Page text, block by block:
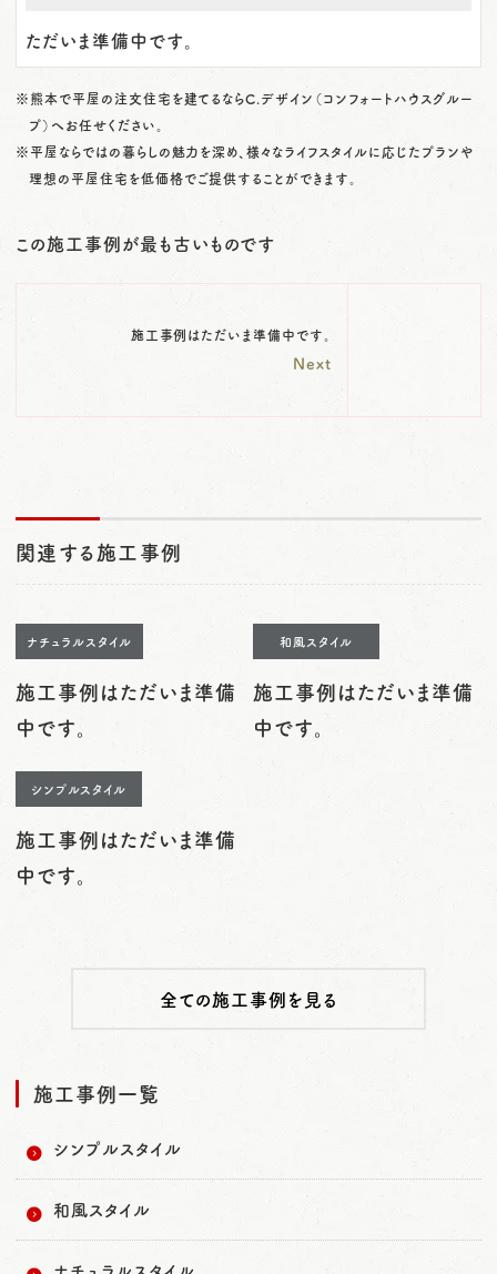
ただいま準備中です。
※熊本で平屋の注文住宅を建てるならC.デザイン（コンフォートハウスグルー
プ）へお任せください。
※平屋ならではの暮らしの魅力を深め、様々なライフスタイルに応じたプランや
理想の平屋住宅を低価格でご提供することができます。
この施工事例が最も古いものです
施工事例はただいま準備中です。
Next
関連する施工事例
ナチュラルスタイル
施工事例はただいま準備
中です。
和風スタイル
施工事例はただいま準備
中です。
シンプルスタイル
施工事例はただいま準備
中です。
全ての施工事例を見る
施工事例一覧
シンプルスタイル
和風スタイル